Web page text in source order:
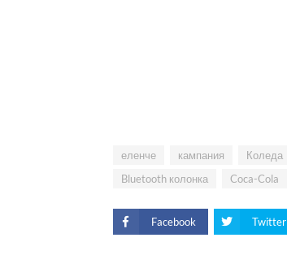
еленче кампания Коледа
Bluetooth колонка
Coca-Cola
Facebook Twitter